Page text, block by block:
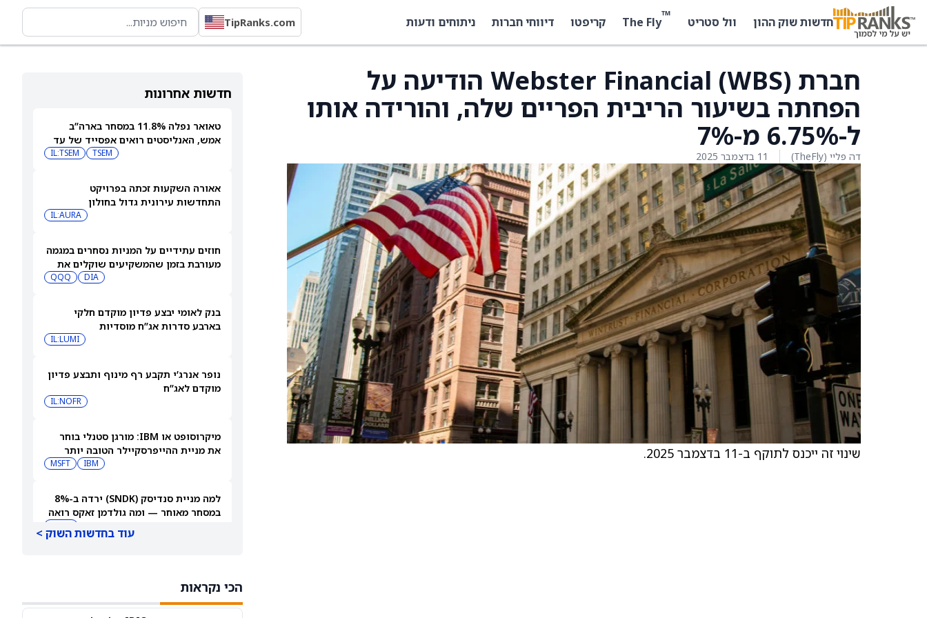
חדשות שוק ההון וול סטריט ™
The Fly קריפטו דיווחי חברות ניתוחים ודעות TipRanks.com
חדשות אחרונות
טאואר נפלה 11.8% במסחר בארה”ב
אמש, האנליסטים רואים אפסייד של עד
TSEM
IL:TSEM
אאורה השקעות זכתה בפרויקט
התחדשות עירונית גדול בחולון
IL:AURA
חוזים עתידיים על המניות נסחרים במגמה
מעורבת בזמן שהמשקיעים שוקלים את
שיא הסגירה של הדאו ואת השיחות בין
DIA
QQQ
בנק לאומי יבצע פדיון מוקדם חלקי
בארבע סדרות אג”ח מוסדיות
IL:LUMI
נופר אנרג’י תקבע רף מינוף ותבצע פדיון
מוקדם לאג”ח
IL:NOFR
מיקרוסופט או IBM: מורגן סטנלי בוחר
את מניית ההייפרסקיילר הטובה יותר
IBM
MSFT
למה מניית סנדיסק (SNDK) ירדה ב-8%
במסחר מאוחר — ומה גולדמן זאקס רואה
שיקרה בהמשך
עוד בחדשות השוק >
הכי נקראות
חברת Webster Financial (WBS) הודיעה על
הפחתה בשיעור הריבית הפריים שלה, והורידה אותו
ל-6.75% מ-7%
דה פליי (TheFly) 11 בדצמבר 2025
שינוי זה ייכנס לתוקף ב-11 בדצמבר 2025.